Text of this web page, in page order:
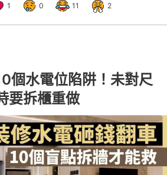
1 0 11 2
個水電位陷阱！未對尺
拆櫃重做